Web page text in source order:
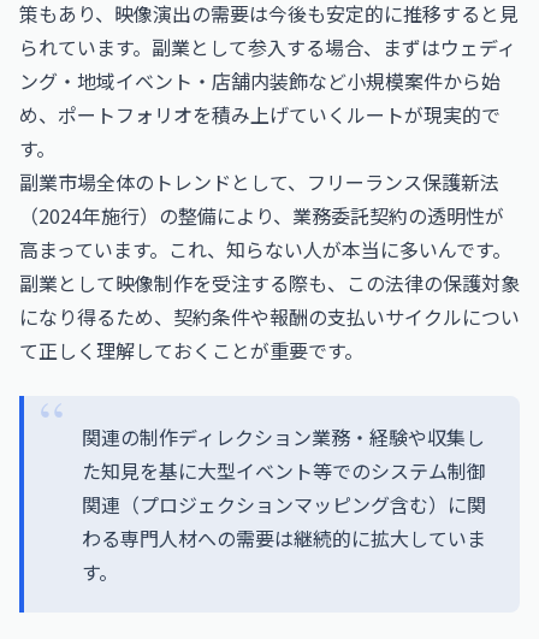
策もあり、映像演出の需要は今後も安定的に推移すると見
られています。副業として参入する場合、まずはウェディ
ング・地域イベント・店舗内装飾など小規模案件から始
め、ポートフォリオを積み上げていくルートが現実的で
す。
副業市場全体のトレンドとして、フリーランス保護新法
（2024年施行）の整備により、業務委託契約の透明性が
高まっています。これ、知らない人が本当に多いんです。
副業として映像制作を受注する際も、この法律の保護対象
になり得るため、契約条件や報酬の支払いサイクルについ
て正しく理解しておくことが重要です。
関連の制作ディレクション業務・経験や収集し
た知見を基に大型イベント等でのシステム制御
関連（プロジェクションマッピング含む）に関
わる専門人材への需要は継続的に拡大していま
す。